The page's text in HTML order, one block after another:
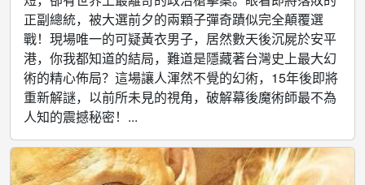
正副總統，被大選前夕的兩顆子彈奇蹟似完全顛覆選
戰！現場唯一的可疑黃衣男子，居然數天後沉屍於安平
港，你我都知道的結局，難道是隱藏著台灣史上最大幻
術的精心佈局？這場讓人渾然不覺的幻術，15年後即將
重新解謎，以前所未見的視角，破解幕後魔術師最不為
人知的震撼秘密！...